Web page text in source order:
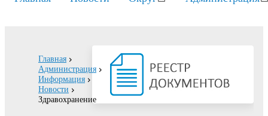
Главная
Администрация
Информация
Новости
Здравохранение